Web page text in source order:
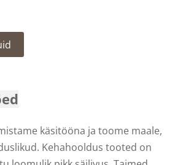
käsitööna ja toome maale,
Kehahooldus tooted on